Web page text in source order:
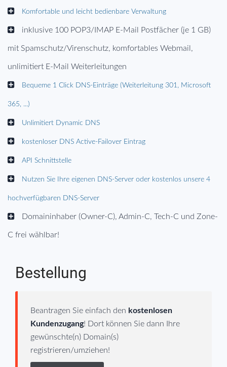
Komfortable und leicht bedienbare Verwaltung
inklusive 100 POP3/IMAP E-Mail Postfächer (je 1 GB)
mit Spamschutz/Virenschutz, komfortables Webmail,
unlimitiert E-Mail Weiterleitungen
Bequeme 1 Click DNS-Einträge (Weiterleitung 301, Microsoft
365, ...)
Unlimitiert Dynamic DNS
kostenloser DNS Active-Failover Eintrag
API Schnittstelle
Nutzen Sie Ihre eigenen DNS-Server oder kostenlos unsere 4
hochverfügbaren DNS-Server
Domaininhaber (Owner-C), Admin-C, Tech-C und Zone-
C frei wählbar!
Bestellung
Beantragen Sie einfach den kostenlosen
Kundenzugang! Dort können Sie dann Ihre
gewünschte(n) Domain(s)
registrieren/umziehen!